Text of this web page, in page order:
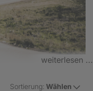
weiterlesen ...
Sortierung: Wählen